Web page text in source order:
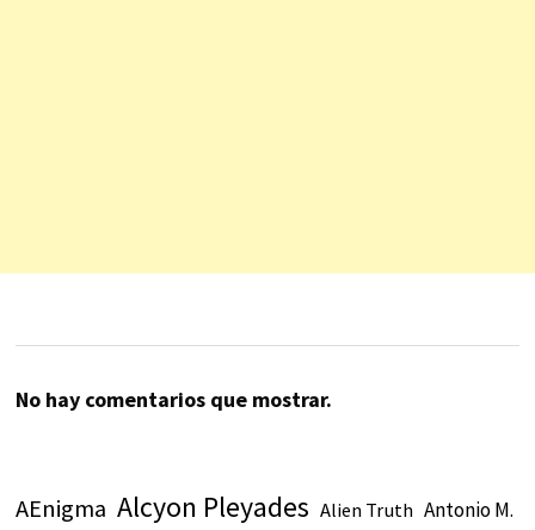
No hay comentarios que mostrar.
AEnigma Alcyon Pleyades Alien Truth Antonio M.